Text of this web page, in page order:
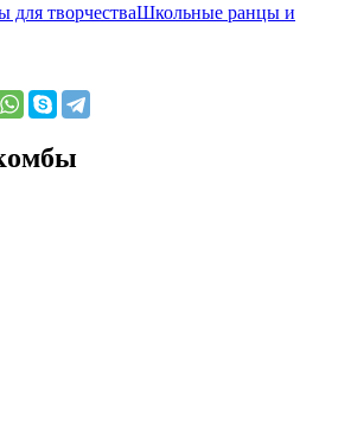
для творчестваШкольные ранцы и